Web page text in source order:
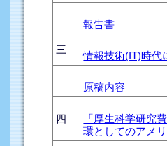
報告書
三
情報技術(IT)時代
原稿内容
四
「厚生科学研究
環としてのアメ